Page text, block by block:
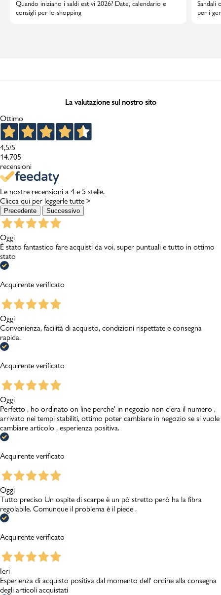
Quando iniziano i saldi estivi 2026? Date, calendario e
consigli per lo shopping
Sandali
per i
La valutazione sul nostro sito
Ottimo
4,5/5
14.705
recensioni
Le nostre recensioni a 4 e 5 stelle.
Clicca qui per leggerle tutte >
Precedente Successivo
Oggi
È stato fantastico fare acquisti da voi, super puntuali e tutto in ottimo
stato
Acquirente verificato
Oggi
Convenienza, facilità di acquisto, condizioni rispettate e consegna
rapida.
Acquirente verificato
Oggi
Perfetto , ho ordinato on line perche' in negozio non c'era il numero ,
arrivato nei tempi stabiliti, ottimo poter cambiare in negozio se si vuole
cambiare articolo , esperienza positiva.
Acquirente verificato
Oggi
Tutto preciso Un ospite di scarpe è un pò stretto però ha la fibra
regolabile. Comunque il problema è il piede .
Acquirente verificato
Ieri
Esperienza di acquisto positiva dal momento dell' ordine alla consegna
degli articoli acquistati